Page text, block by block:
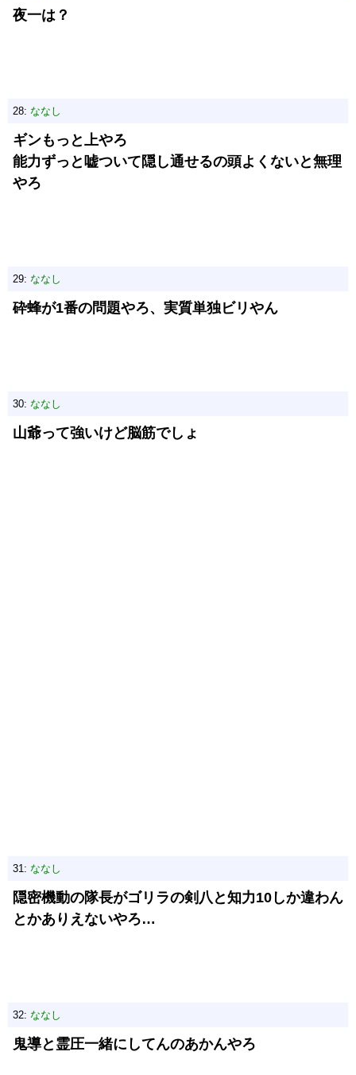
夜一は？
28: ななし
ギンもっと上やろ
能力ずっと嘘ついて隠し通せるの頭よくないと無理
やろ
29: ななし
砕蜂が1番の問題やろ、実質単独ビリやん
30: ななし
山爺って強いけど脳筋でしょ
31: ななし
隠密機動の隊長がゴリラの剣八と知力10しか違わん
とかありえないやろ…
32: ななし
鬼導と霊圧一緒にしてんのあかんやろ